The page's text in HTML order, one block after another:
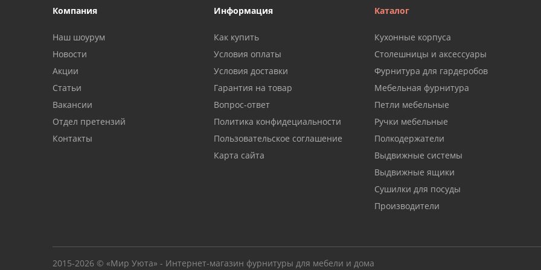
Компания
Наш шоурум
Новости
Акции
Статьи
Вакансии
Отдел претензий
Контакты
Информация
Как купить
Условия оплаты
Условия доставки
Гарантия на товар
Вопрос-ответ
Политика конфидециальности
Пользовательское соглашение
Карта сайта
Каталог
Кухонные корпуса
Столешницы и аксессуары
Фурнитура для гардеробов
Мебельная фурнитура
Петли мебельные
Ручки мебельные
Полкодержатели
Выдвижные системы
Выдвижные ящики
Сушилки для посуды
Производители
2015-2026 © «Мир Уюта» - Интернет-магазин фурнитуры для мебели и дома